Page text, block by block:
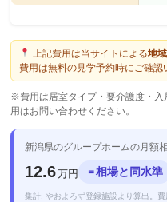
上記費用は当サイトによる地
費用は無料の見学予約時にご確認
※費用は居室タイプ・要介護度・
用はお問い合わせください。
新潟県のグループホームの月額
12.6万円 ＝相場と同水準
集計: やおよろず登録施設より算出。